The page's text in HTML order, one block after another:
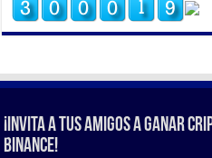
¡Invita a tus amigos a ganar
Binance!